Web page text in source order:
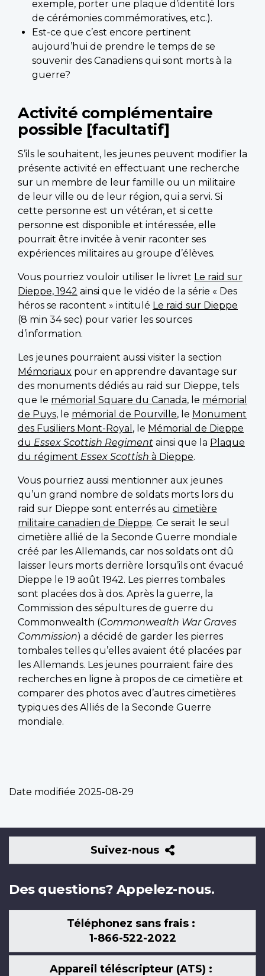
exemple, porter une plaque d’identité lors
de cérémonies commémoratives, etc.).
Est-ce que c’est encore pertinent
aujourd’hui de prendre le temps de se
souvenir des Canadiens qui sont morts à la
guerre?
Activité complémentaire
possible [facultatif]
S’ils le souhaitent, les jeunes peuvent modifier la
présente activité en effectuant une recherche
sur un membre de leur famille ou un militaire
de leur ville ou de leur région, qui a servi. Si
cette personne est un vétéran, et si cette
personne est disponible et intéressée, elle
pourrait être invitée à venir raconter ses
expériences militaires au groupe d’élèves.
Vous pourriez vouloir utiliser le livret Le raid sur
Dieppe, 1942 ainsi que le vidéo de la série « Des
héros se racontent » intitulé Le raid sur Dieppe
(8 min 34 sec) pour varier les sources
d’information.
Les jeunes pourraient aussi visiter la section
Mémoriaux pour en apprendre davantage sur
des monuments dédiés au raid sur Dieppe, tels
que le mémorial Square du Canada, le mémorial
de Puys, le mémorial de Pourville, le Monument
des Fusiliers Mont-Royal , le Mémorial de Dieppe
du Essex Scottish Regiment ainsi que la Plaque
du régiment Essex Scottish à Dieppe.
Vous pourriez aussi mentionner aux jeunes
qu’un grand nombre de soldats morts lors du
raid sur Dieppe sont enterrés au cimetière
militaire canadien de Dieppe. Ce serait le seul
cimetière allié de la Seconde Guerre mondiale
créé par les Allemands, car nos soldats ont dû
laisser leurs morts derrière lorsqu’ils ont évacué
Dieppe le 19 août 1942. Les pierres tombales
sont placées dos à dos. Après la guerre, la
Commission des sépultures de guerre du
Commonwealth (Commonwealth War Graves
Commission) a décidé de garder les pierres
tombales telles qu’elles avaient été placées par
les Allemands. Les jeunes pourraient faire des
recherches en ligne à propos de ce cimetière et
comparer des photos avec d’autres cimetières
typiques des Alliés de la Seconde Guerre
mondiale.
Date modifiée 2025-08-29
Suivez-nous
Suivez-
nous
Des questions? Appelez-nous.
Téléphonez sans frais :
1-866-522-2022
Appareil téléscripteur (ATS) :